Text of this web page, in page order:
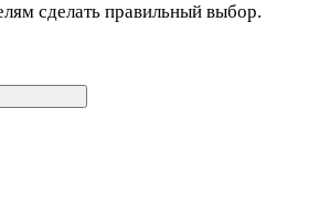
сделать правильный выбор.